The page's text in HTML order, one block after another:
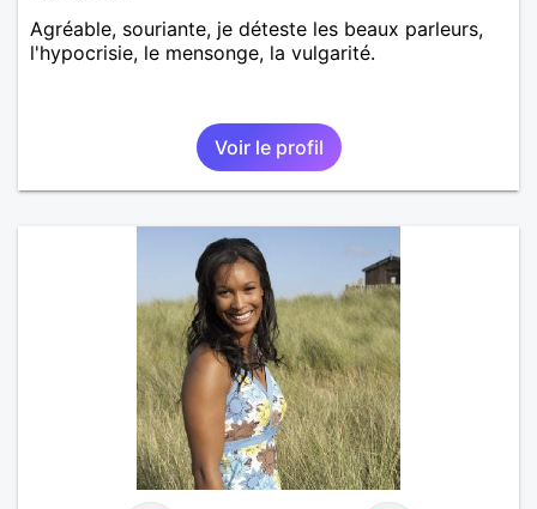
Agréable, souriante, je déteste les beaux parleurs,
l'hypocrisie, le mensonge, la vulgarité.
Voir le profil